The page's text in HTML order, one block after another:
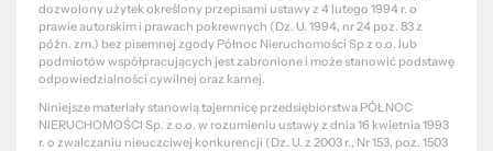
dozwolony użytek określony przepisami ustawy z 4 lutego 1994 r. o
prawie autorskim i prawach pokrewnych (Dz. U. 1994, nr 24 poz. 83 z
późn. zm.) bez pisemnej zgody Północ Nieruchomości Sp z o.o. lub
podmiotów współpracujących jest zabronione i może stanowić podstawę
odpowiedzialności cywilnej oraz karnej.
Niniejsze materiały stanowią tajemnicę przedsiębiorstwa PÓŁNOC
NIERUCHOMOŚCI Sp. z o.o. w rozumieniu ustawy z dnia 16 kwietnia 1993
r. o zwalczaniu nieuczciwej konkurencji (Dz. U. z 2003 r., Nr 153, poz. 1503